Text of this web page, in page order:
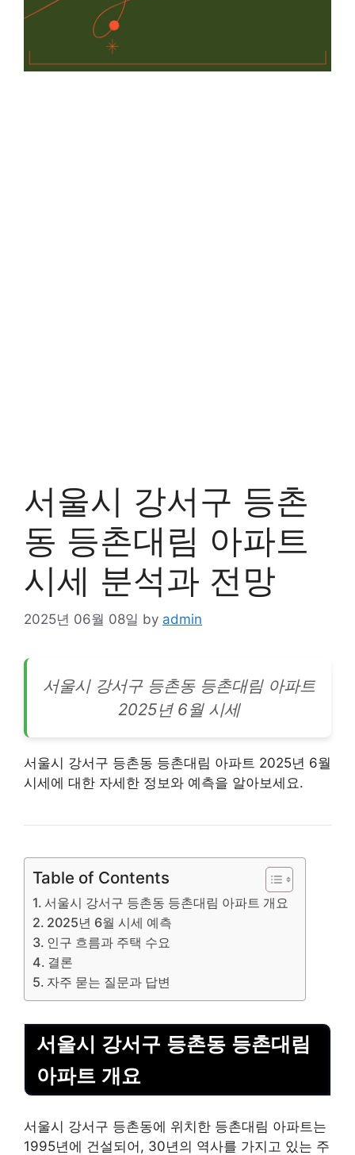
서울시 강서구 등촌
동 등촌대림 아파트
시세 분석과 전망
2025년 06월 08일 by admin
서울시 강서구 등촌동 등촌대림 아파트
2025년 6월 시세
서울시 강서구 등촌동 등촌대림 아파트 2025년 6월
시세에 대한 자세한 정보와 예측을 알아보세요.
Table of Contents
서울시 강서구 등촌동 등촌대림 아파트 개요
2025년 6월 시세 예측
인구 흐름과 주택 수요
결론
자주 묻는 질문과 답변
서울시 강서구 등촌동 등촌대림
아파트 개요
서울시 강서구 등촌동에 위치한 등촌대림 아파트는
1995년에 건설되어, 30년의 역사를 가지고 있는 주